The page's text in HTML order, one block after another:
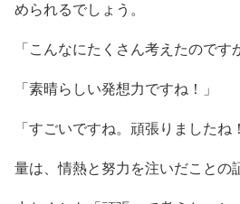
められるでしょう。
「こんなにたくさん考えたのです
「素晴らしい発想力ですね！」
「すごいですね。頑張りましたね
量は、情熱と努力を注いだことの